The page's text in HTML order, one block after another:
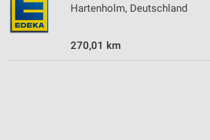
Hartenholm, Deutschland
270,01 km